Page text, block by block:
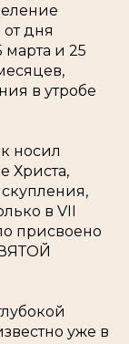
дня
и 25
в утробе
носил
Христа,
в VII
присвоено
уже в